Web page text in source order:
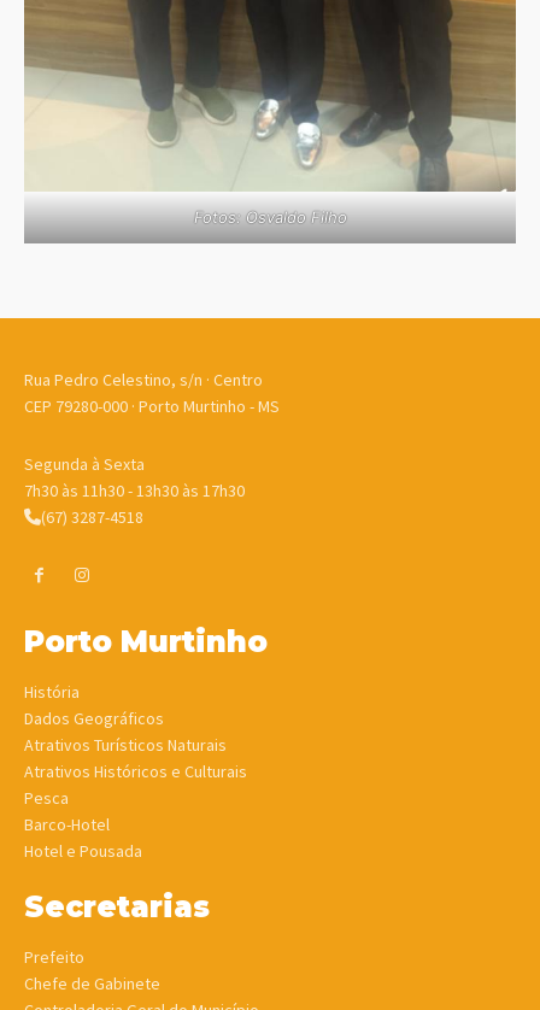
Fotos: Osvaldo Filho
Rua Pedro Celestino, s/n · Centro
CEP 79280-000 · Porto Murtinho - MS
Segunda à Sexta
7h30 às 11h30 - 13h30 às 17h30
(67) 3287-4518
Porto Murtinho
História
Dados Geográficos
Atrativos Turísticos Naturais
Atrativos Históricos e Culturais
Pesca
Barco-Hotel
Hotel e Pousada
Secretarias
Prefeito
Chefe de Gabinete